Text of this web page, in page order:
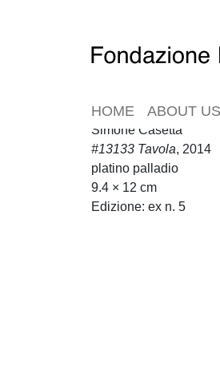
HOME ABOUT US
Simone Casetta
#13133 Tavola, 2014
platino palladio
9.4 × 12 cm
Edizione: ex n. 5